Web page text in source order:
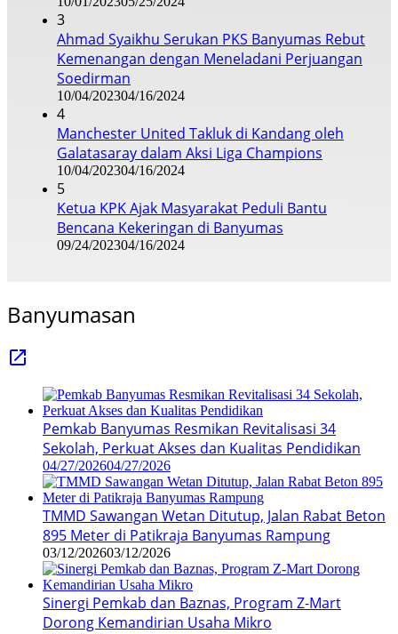
3
Ahmad Syaikhu Serukan PKS Banyumas Rebut
Kemenangan dengan Meneladani Perjuangan
Soedirman
10/04/202304/16/2024
4
Manchester United Takluk di Kandang oleh
Galatasaray dalam Aksi Liga Champions
10/04/202304/16/2024
5
Ketua KPK Ajak Masyarakat Peduli Bantu
Bencana Kekeringan di Banyumas
09/24/202304/16/2024
Banyumasan
Pemkab Banyumas Resmikan Revitalisasi 34
Sekolah, Perkuat Akses dan Kualitas Pendidikan
04/27/202604/27/2026
TMMD Sawangan Wetan Ditutup, Jalan Rabat Beton
895 Meter di Patikraja Banyumas Rampung
03/12/202603/12/2026
Sinergi Pemkab dan Baznas, Program Z-Mart
Dorong Kemandirian Usaha Mikro